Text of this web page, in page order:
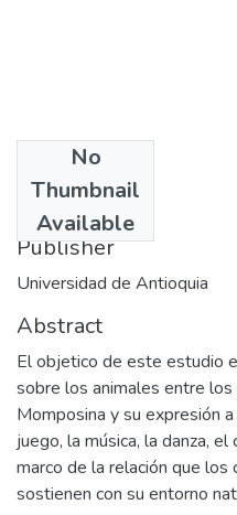
No
Thumbnail
Available
1999-05
Publisher
Universidad de Antioquia
Abstract
El objetico de este estudio
sobre los animales entre
Momposina y su expresión
juego, la música, la danza,
marco de la relación que los
sostienen con su entorno